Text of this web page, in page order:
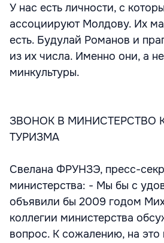
У нас есть личности, с
ассоциируют Молдову. Их
есть. Будулай Романов и
из их числа. Именно они, а
минкультуры.
ЗВОНОК В МИНИСТЕРСТВО
ТУРИЗМА
Свелана ФРУНЗЭ, пресс-
министерства: - Мы бы с
объявили бы 2009 годом
коллегии министерства
вопрос. К сожалению, на это